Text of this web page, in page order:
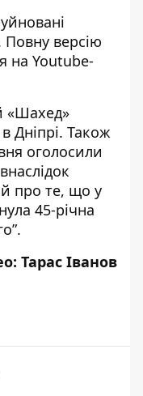
версію
на Youtube-
«Шахед»
Дніпрі. Також
оголосили
про те, що у
45-річна
.
Тарас Іванов